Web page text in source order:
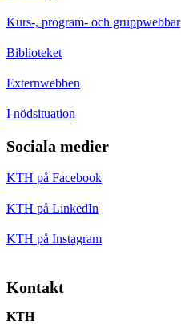
Kurs-, program- och gruppwebbar
Biblioteket
Externwebben
I nödsituation
Sociala medier
KTH på Facebook
KTH på LinkedIn
KTH på Instagram
Kontakt
KTH